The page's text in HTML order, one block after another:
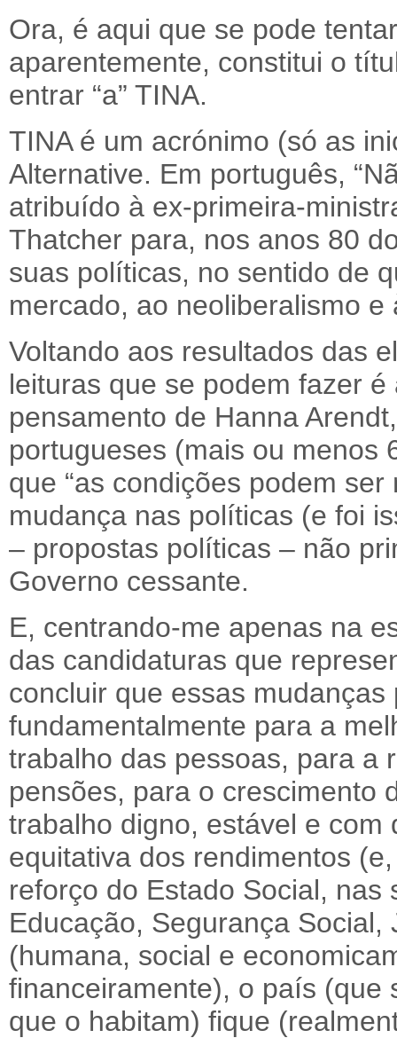
Ora, é aqui que se pode
aparentemente, constitui o
entrar “a” TINA.
TINA é um acrónimo (só as
Alternative. Em português,
atribuído à ex-primeira-
Thatcher para, nos anos 80
suas políticas, no sentido de
mercado, ao neoliberalismo
Voltando aos resultados das
leituras que se podem fazer
pensamento de Hanna
portugueses (mais ou menos
que “as condições podem
mudança nas políticas (e foi
– propostas políticas – não
Governo cessante.
E, centrando-me apenas na
das candidaturas que
concluir que essas
fundamentalmente para a
trabalho das pessoas, para a
pensões, para o crescimento
trabalho digno, estável e
equitativa dos rendimentos
reforço do Estado Social,
Educação, Segurança
(humana, social e
financeiramente), o país (que
que o habitam) fique